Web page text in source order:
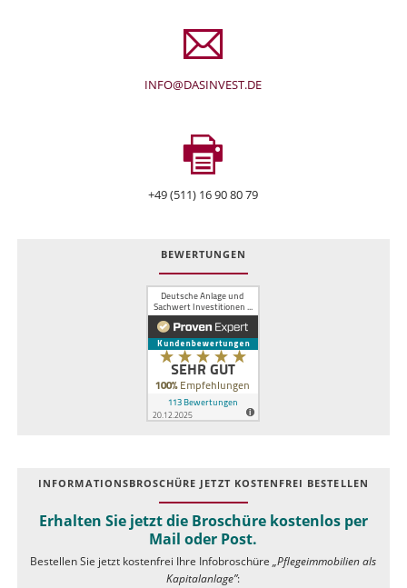
INFO@DASINVEST.DE
+49 (511) 16 90 80 79
BEWERTUNGEN
INFOR­MATIONS­BROSCHÜRE JETZT KOSTEN­FREI BESTELLEN
Erhalten Sie jetzt die Broschüre kostenlos per
Mail oder Post.
Bestellen Sie jetzt kostenfrei Ihre Infobroschüre„Pflegeimmobilien als
Kapitalanlage”: